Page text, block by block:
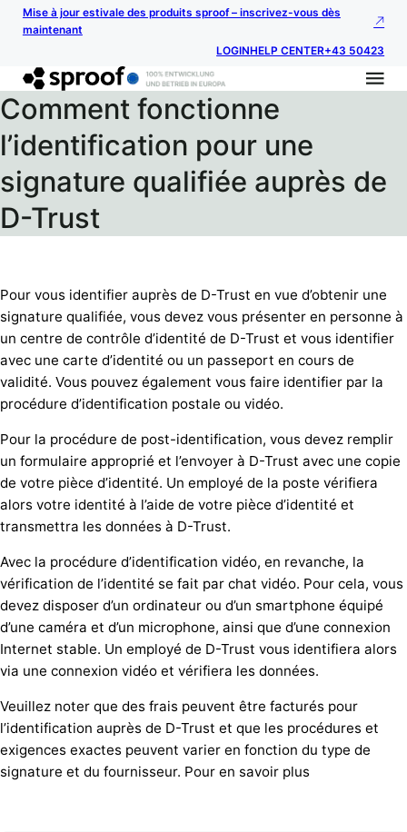
Mise à jour estivale des produits sproof – inscrivez-vous dès
maintenant
LOGINHELP CENTER+43 50423
Comment fonctionne
l’identification pour une
signature qualifiée auprès de
D-Trust
Pour vous identifier auprès de D-Trust en vue d’obtenir une
signature qualifiée, vous devez vous présenter en personne à
un centre de contrôle d’identité de D-Trust et vous identifier
avec une carte d’identité ou un passeport en cours de
validité. Vous pouvez également vous faire identifier par la
procédure d’identification postale ou vidéo.
Pour la procédure de post-identification, vous devez remplir
un formulaire approprié et l’envoyer à D-Trust avec une copie
de votre pièce d’identité. Un employé de la poste vérifiera
alors votre identité à l’aide de votre pièce d’identité et
transmettra les données à D-Trust.
Avec la procédure d’identification vidéo, en revanche, la
vérification de l’identité se fait par chat vidéo. Pour cela, vous
devez disposer d’un ordinateur ou d’un smartphone équipé
d’une caméra et d’un microphone, ainsi que d’une connexion
Internet stable. Un employé de D-Trust vous identifiera alors
via une connexion vidéo et vérifiera les données.
Veuillez noter que des frais peuvent être facturés pour
l’identification auprès de D-Trust et que les procédures et
exigences exactes peuvent varier en fonction du type de
signature et du fournisseur. Pour en savoir plus